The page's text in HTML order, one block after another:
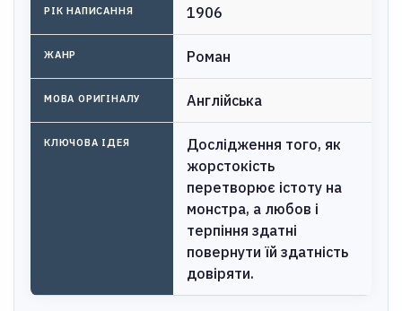
РІК НАПИСАННЯ 1906
ЖАНР Роман
МОВА ОРИГІНАЛУ Англійська
КЛЮЧОВА ІДЕЯ
Дослідження того, як
жорстокість
перетворює істоту на
монстра, а любов і
терпіння здатні
повернути їй здатність
довіряти.